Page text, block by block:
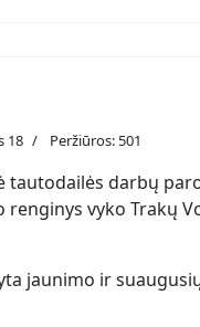
18 Peržiūros: 501
tautodailės darbų
vyko Trakų
jaunimo ir